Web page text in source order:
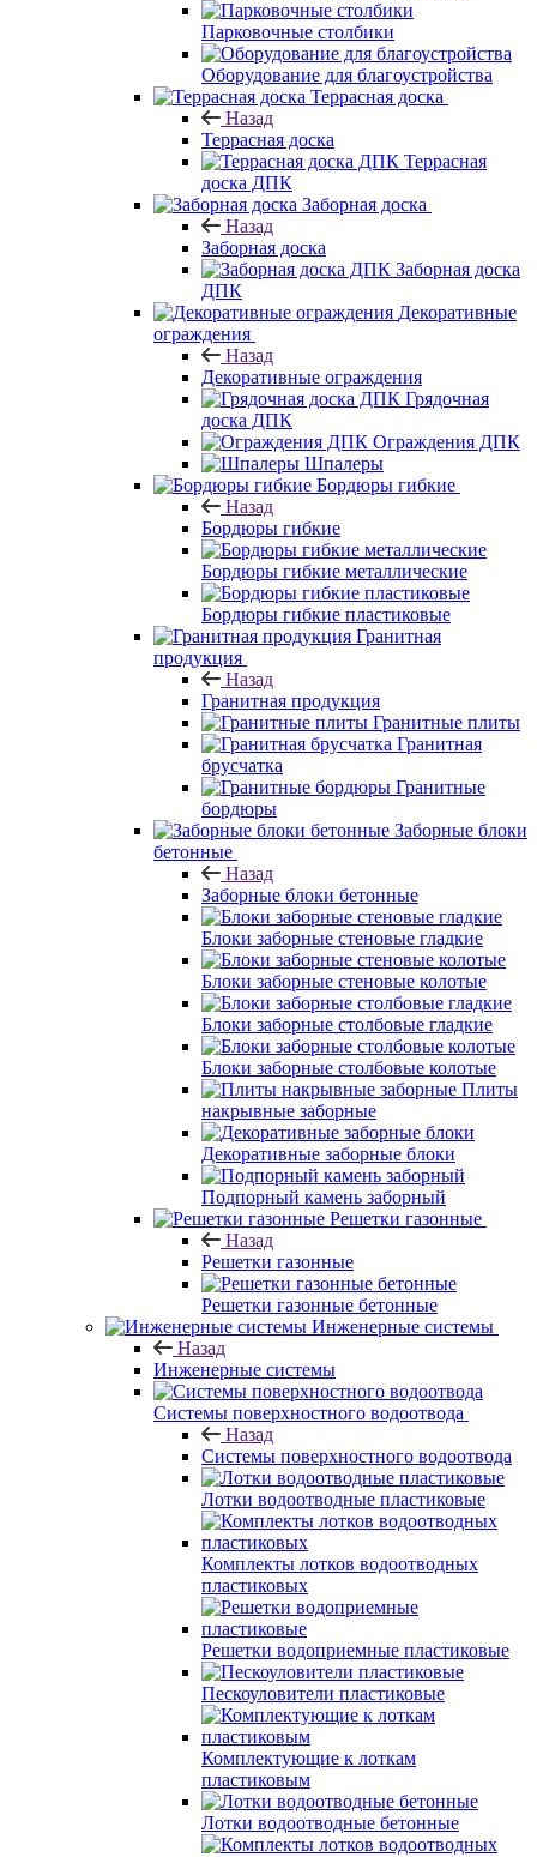
Парковочные столбики
Оборудование для благоустройства
Террасная доска
Назад
Террасная доска
Террасная
доска ДПК
Заборная доска
Назад
Заборная доска
Заборная доска
ДПК
Декоративные
ограждения
Назад
Декоративные ограждения
Грядочная
доска ДПК
Ограждения ДПК
Шпалеры
Бордюры гибкие
Назад
Бордюры гибкие
Бордюры гибкие металлические
Бордюры гибкие пластиковые
Гранитная
продукция
Назад
Гранитная продукция
Гранитные плиты
Гранитная
брусчатка
Гранитные
бордюры
Заборные блоки
бетонные
Назад
Заборные блоки бетонные
Блоки заборные стеновые гладкие
Блоки заборные стеновые колотые
Блоки заборные столбовые гладкие
Блоки заборные столбовые колотые
Плиты
накрывные заборные
Декоративные заборные блоки
Подпорный камень заборный
Решетки газонные
Назад
Решетки газонные
Решетки газонные бетонные
Инженерные системы
Назад
Инженерные системы
Системы поверхностного водоотвода
Назад
Системы поверхностного водоотвода
Лотки водоотводные пластиковые
Комплекты лотков водоотводных
пластиковых
Решетки водоприемные пластиковые
Пескоуловители пластиковые
Комплектующие к лоткам
пластиковым
Лотки водоотводные бетонные